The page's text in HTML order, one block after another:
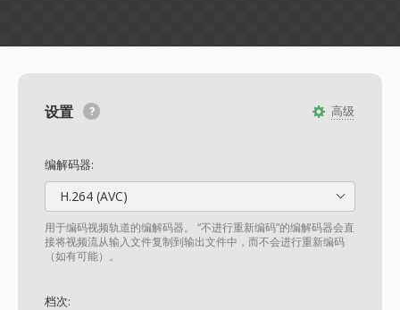
高级
设置
编解码器:
H.264 (AVC)
用于编码视频轨道的编解码器。 “不进行重新编码”的编解码器会直
接将视频流从输入文件复制到输出文件中，而不会进行重新编码
（如有可能）。
档次: